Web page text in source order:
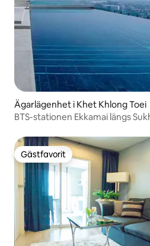
Ägarlägenhet i Khet Khlong Toei
BTS-stationen Ekkamai längs
stormarknad/Pattaya Bus
Gästfavorit
Gästfavorit